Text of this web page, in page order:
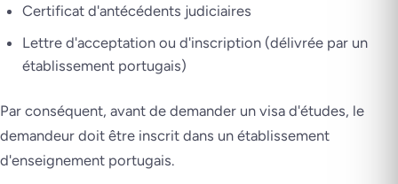
Certificat d'antécédents judiciaires
Lettre d'acceptation ou d'inscription (délivrée par un
établissement portugais)
Par conséquent, avant de demander un visa d'études, le
demandeur doit être inscrit dans un établissement
d'enseignement portugais.